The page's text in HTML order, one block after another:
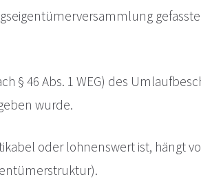
§ 46 Abs. 1 WEG) des
wurde.
oder lohnenswert ist, hängt